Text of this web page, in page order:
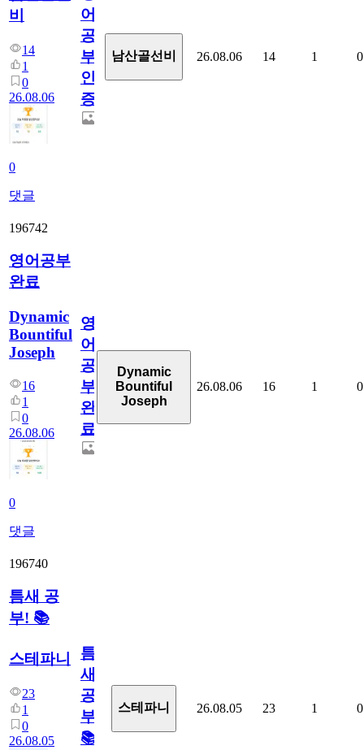
비
14
1
0
26.08.06
0
댓글
어
공
부
인
증
남산골선비 26.08.06 14 1 0
196742
영어공부
완료
Dynamic
Bountiful
Joseph
16
1
0
26.08.06
0
댓글
영
어
공
부
완
료
Dynamic
Bountiful
Joseph
26.08.06 16 1 0
196740
틈새 공
부! 📚
스테파니
23
1
0
26.08.05
틈
새
공
부!
📚
스테파니 26.08.05 23 1 0